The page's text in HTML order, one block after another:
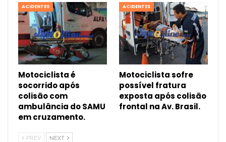
ACIDENTES
Motociclista é
socorrido após
colisão com
ambulância do SAMU
em cruzamento.
ACIDENTES
Motociclista sofre
possível fratura
exposta após colisão
frontal na Av. Brasil.
PREV NEXT